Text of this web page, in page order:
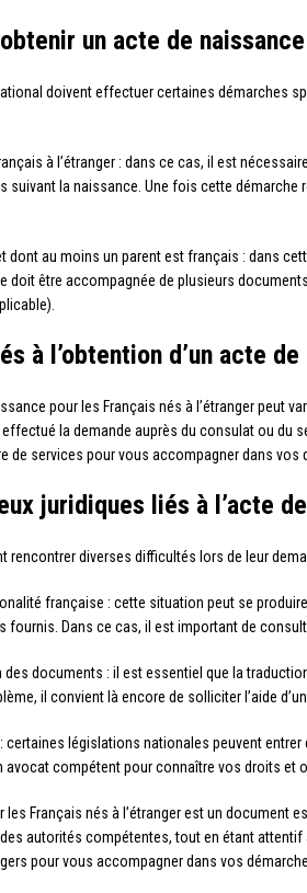
un acte de
doivent effectuer certaines démarches
à l’étranger : dans ce cas, il est
suivant la naissance. Une fois cette
dont au moins un parent est français : dans
doit être accompagnée de plusieurs
à l’obtention d’un acte
pour les Français nés à l’étranger
la demande auprès du consulat ou du
de services pour vous accompagner dans vos
juridiques liés à l’acte
rencontrer diverses difficultés lors de leur
française : cette situation peut se
Dans ce cas, il est important de
documents : il est essentiel que la
il convient là encore de solliciter l’aide
certaines législations nationales peuvent
avocat compétent pour connaître vos droits et
les Français nés à l’étranger est un
autorités compétentes, tout en étant attentif
pour vous accompagner dans vos